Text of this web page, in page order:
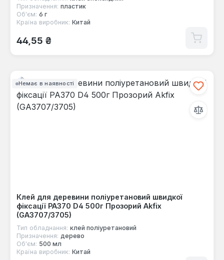
Призначення: пластик
Об'єм: 6 г
Країна виробник: Китай
Звичайна ціна:
44,55 ₴
Немає в наявності
Клей для деревини поліуретановий швидкої
фіксації PA370 D4 500г Прозорий Akfix
(GA3707/3705)
Тип обладнання: клей поліуретановий
Призначення: дерево
Об'єм: 500 мл
Країна виробник: Китай